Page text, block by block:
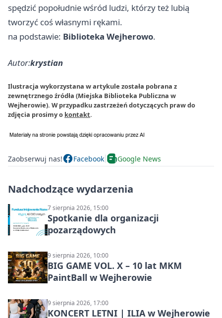
spędzić popołudnie wśród ludzi, którzy też lubią
tworzyć coś własnymi rękami.
na podstawie: Biblioteka Wejherowo.
Autor:krystian
Ilustracja wykorzystana w artykule została pobrana z
zewnętrznego źródła (Miejska Biblioteka Publiczna w
Wejherowie). W przypadku zastrzeżeń dotyczących praw do
zdjęcia prosimy o kontakt.
Zaobserwuj nas! Facebook Google News
Nadchodzące wydarzenia
7 sierpnia 2026, 15:00
Spotkanie dla organizacji
pozarządowych
9 sierpnia 2026, 10:00
BIG GAME VOL. X – 10 lat MKM
PaintBall w Wejherowie
9 sierpnia 2026, 17:00
KONCERT LETNI | ILIA w Wejherowie